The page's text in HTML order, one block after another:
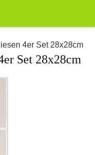
4er Set 28x28cm
Set 28x28cm